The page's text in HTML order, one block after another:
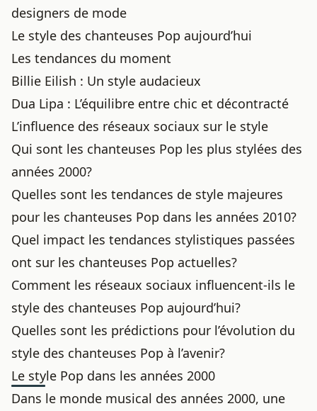
designers de mode
Le style des chanteuses Pop aujourd’hui
Les tendances du moment
Billie Eilish : Un style audacieux
Dua Lipa : L’équilibre entre chic et décontracté
L’influence des réseaux sociaux sur le style
Qui sont les chanteuses Pop les plus stylées des
années 2000?
Quelles sont les tendances de style majeures
pour les chanteuses Pop dans les années 2010?
Quel impact les tendances stylistiques passées
ont sur les chanteuses Pop actuelles?
Comment les réseaux sociaux influencent-ils le
style des chanteuses Pop aujourd’hui?
Quelles sont les prédictions pour l’évolution du
style des chanteuses Pop à l’avenir?
Le style Pop dans les années 2000
Dans le monde musical des années 2000, une